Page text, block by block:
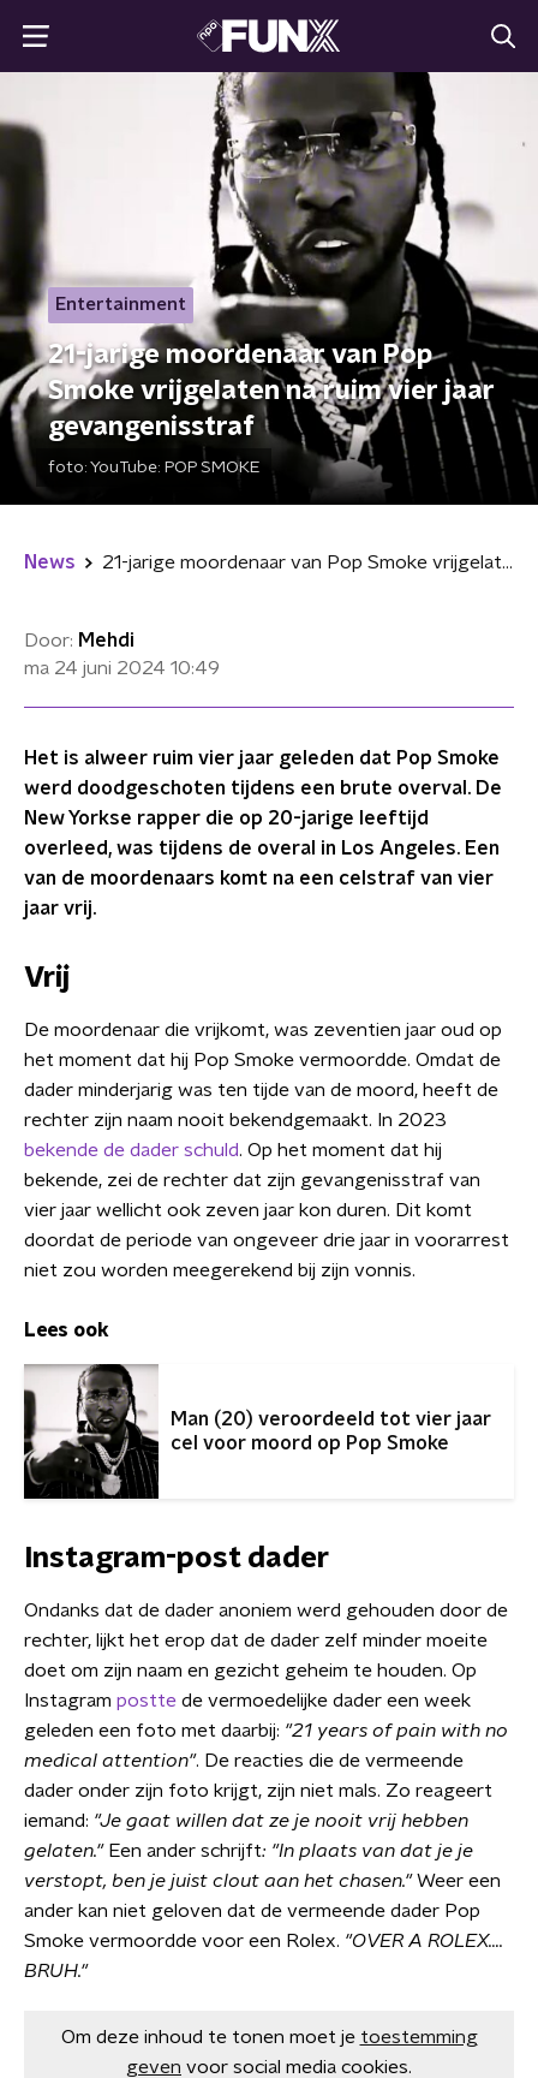
Entertainment
21-jarige moordenaar van Pop
Smoke vrijgelaten na ruim vier jaar
gevangenisstraf
foto: YouTube: POP SMOKE
News 21-jarige moordenaar van Pop Smoke vrijgelaten na ruim vier jaar gevangenisstraf
Door: Mehdi
ma 24 juni 2024 10:49
Het is alweer ruim vier jaar geleden dat Pop Smoke
werd doodgeschoten tijdens een brute overval. De
New Yorkse rapper die op 20-jarige leeftijd
overleed, was tijdens de overal in Los Angeles. Een
van de moordenaars komt na een celstraf van vier
jaar vrij.
Vrij
De moordenaar die vrijkomt, was zeventien jaar oud op
het moment dat hij Pop Smoke vermoordde. Omdat de
dader minderjarig was ten tijde van de moord, heeft de
rechter zijn naam nooit bekendgemaakt. In 2023
bekende de dader schuld. Op het moment dat hij
bekende, zei de rechter dat zijn gevangenisstraf van
vier jaar wellicht ook zeven jaar kon duren. Dit komt
doordat de periode van ongeveer drie jaar in voorarrest
niet zou worden meegerekend bij zijn vonnis.
Lees ook
Man (20) veroordeeld tot vier jaar
cel voor moord op Pop Smoke
Instagram-post dader
Ondanks dat de dader anoniem werd gehouden door de
rechter, lijkt het erop dat de dader zelf minder moeite
doet om zijn naam en gezicht geheim te houden. Op
Instagram postte de vermoedelijke dader een week
geleden een foto met daarbij: "21 years of pain with no
medical attention". De reacties die de vermeende
dader onder zijn foto krijgt, zijn niet mals. Zo reageert
iemand: "Je gaat willen dat ze je nooit vrij hebben
gelaten." Een ander schrijft: "In plaats van dat je je
verstopt, ben je juist clout aan het chasen."Weer een
ander kan niet geloven dat de vermeende dader Pop
Smoke vermoordde voor een Rolex. "OVER A ROLEX….
BRUH."
Om deze inhoud te tonen moet je toestemming
geven voor social media cookies.